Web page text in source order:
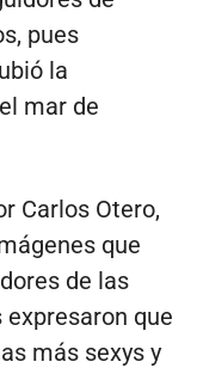
pues
la
mar de
Carlos Otero,
que
de las
que
más sexys y